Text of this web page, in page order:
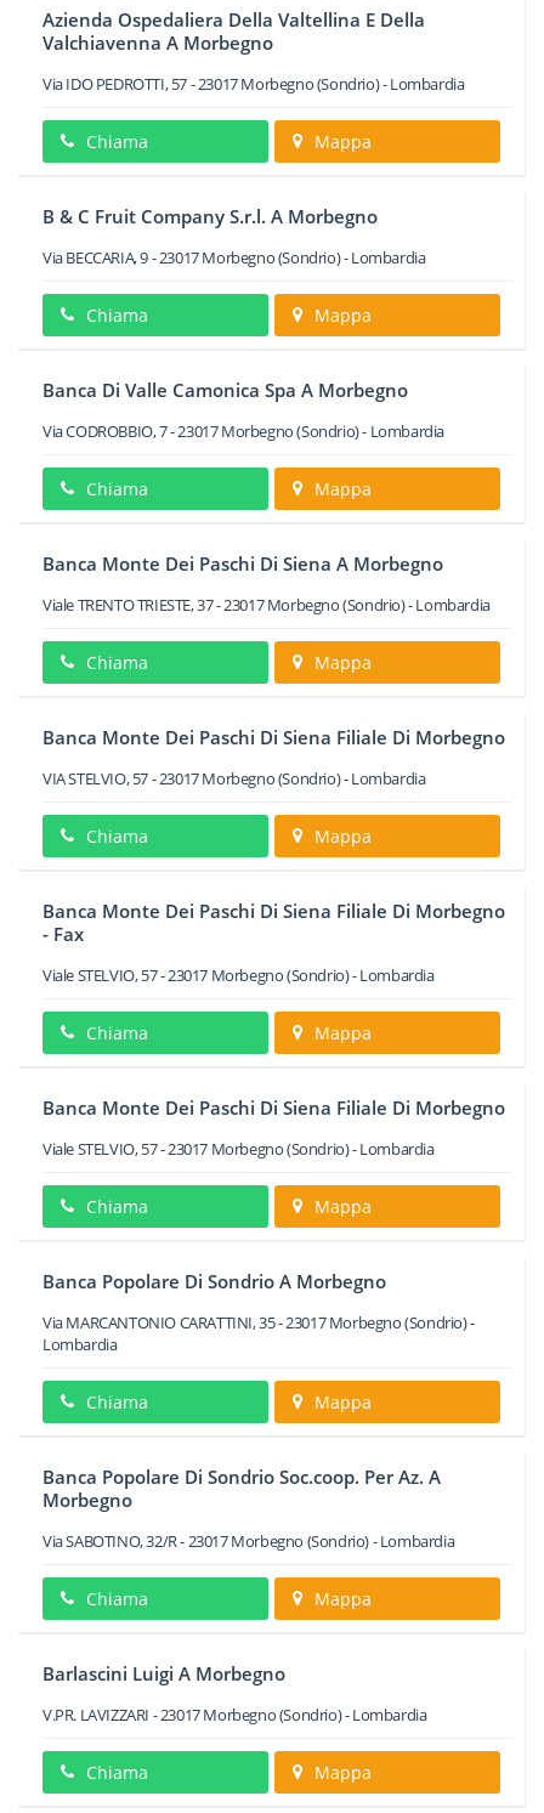
Azienda Ospedaliera Della Valtellina E Della
Valchiavenna A Morbegno
Via IDO PEDROTTI, 57-23017Morbegno(Sondrio) -Lombardia
Chiama Mappa
B & C Fruit Company S.r.l. A Morbegno
Via BECCARIA, 9-23017Morbegno(Sondrio) -Lombardia
Chiama Mappa
Banca Di Valle Camonica Spa A Morbegno
Via CODROBBIO, 7-23017Morbegno(Sondrio) - Lombardia
Chiama Mappa
Banca Monte Dei Paschi Di Siena A Morbegno
Viale TRENTO TRIESTE, 37-23017 Morbegno(Sondrio) -Lombardia
Chiama Mappa
Banca Monte Dei Paschi Di Siena Filiale Di Morbegno
VIA STELVIO, 57-23017Morbegno(Sondrio) -Lombardia
Chiama Mappa
Banca Monte Dei Paschi Di Siena Filiale Di Morbegno
- Fax
Viale STELVIO, 57-23017 Morbegno(Sondrio) -Lombardia
Chiama Mappa
Banca Monte Dei Paschi Di Siena Filiale Di Morbegno
Viale STELVIO, 57-23017 Morbegno(Sondrio) -Lombardia
Chiama Mappa
Banca Popolare Di Sondrio A Morbegno
Via MARCANTONIO CARATTINI, 35-23017 Morbegno(Sondrio) -
Lombardia
Chiama Mappa
Banca Popolare Di Sondrio Soc.coop. Per Az. A
Morbegno
Via SABOTINO, 32/R-23017Morbegno (Sondrio) -Lombardia
Chiama Mappa
Barlascini Luigi A Morbegno
V.PR. LAVIZZARI -23017Morbegno(Sondrio) -Lombardia
Chiama Mappa